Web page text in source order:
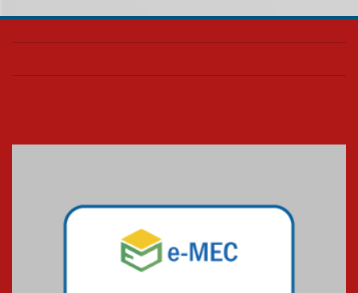
realizará nova edição da Feira
04.08.2026
Mackenzie recepciona os
calouros do segundo semestre